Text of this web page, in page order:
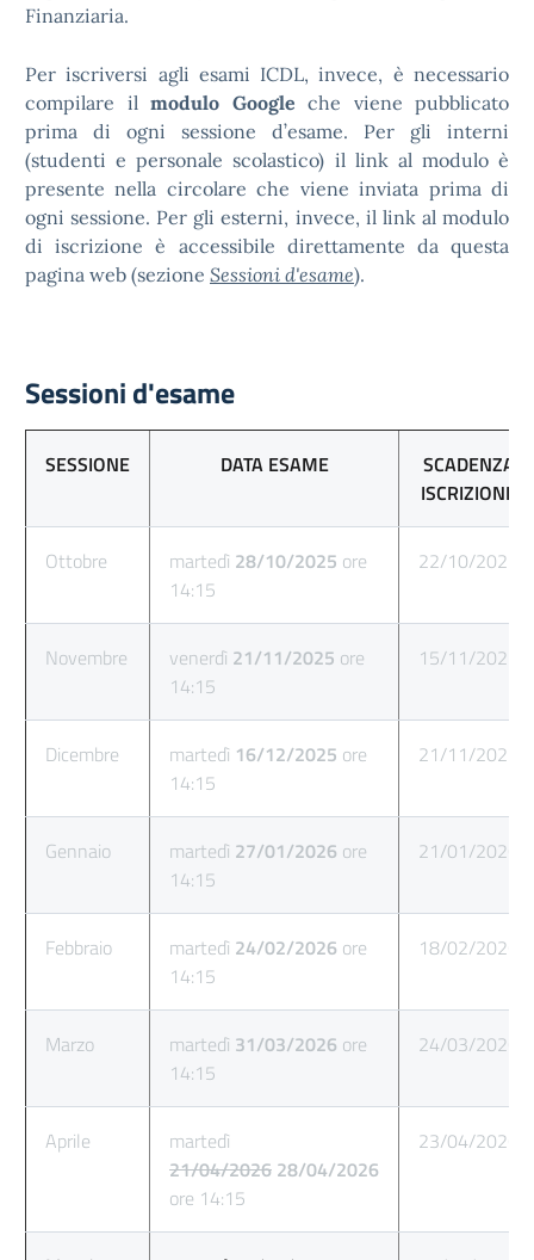
Finanziaria.
Per iscriversi agli esami ICDL, invece, è necessario
compilare il modulo Google che viene pubblicato
prima di ogni sessione d’esame. Per gli interni
(studenti e personale scolastico) il link al modulo è
presente nella circolare che viene inviata prima di
ogni sessione. Per gli esterni, invece, il link al modulo
di iscrizione è accessibile direttamente da questa
pagina web (sezione Sessioni d'esame).
Sessioni d'esame
SESSIONE DATA ESAME
SCADENZA
ISCRIZIONE
Ottobre martedì 28/10/2025 ore
14:15
22/10/2025
Novembre venerdì 21/11/2025 ore
14:15
15/11/2025
Dicembre martedì 16/12/2025 ore
14:15
21/11/2025
Gennaio martedì 27/01/2026 ore
14:15
21/01/2026
Febbraio martedì 24/02/2026 ore
14:15
18/02/2026
Marzo martedì 31/03/2026 ore
14:15
24/03/2026
Aprile
martedì
21/04/2026 28/04/2026
ore 14:15
23/04/2026